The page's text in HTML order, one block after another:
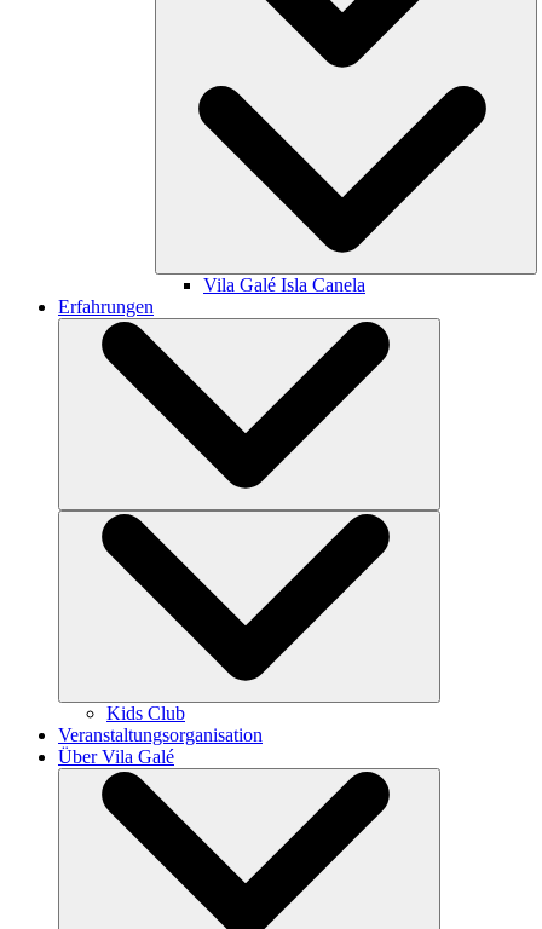
Vila Galé Isla Canela
Erfahrungen
Kids Club
Veranstaltungsorganisation
Über Vila Galé